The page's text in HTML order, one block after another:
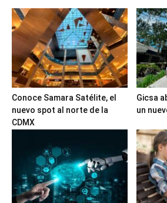
Conoce Samara Satélite, el
nuevo spot al norte de la
CDMX
Gicsa
un